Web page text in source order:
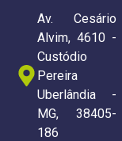
Av. Cesário
Alvim, 4610 -
Custódio
Pereira
Uberlândia -
MG, 38405-
186